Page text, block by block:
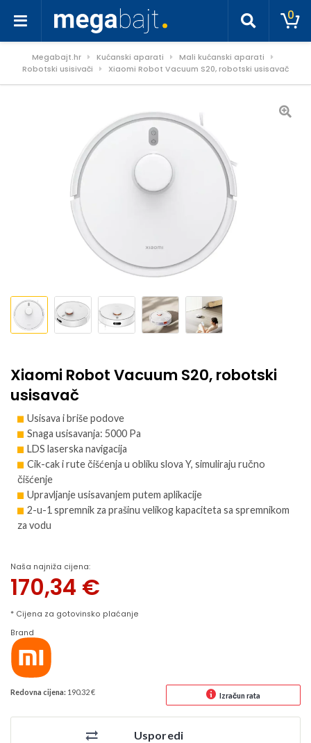
0
Megabajt.hr Kućanski aparati
Mali kućanski aparati
Robotski usisivači
Xiaomi Robot Vacuum S20, robotski usisavač
Xiaomi Robot Vacuum S20, robotski
usisavač
Usisava i briše podove
Snaga usisavanja: 5000 Pa
LDS laserska navigacija
Cik-cak i rute čišćenja u obliku slova Y, simuliraju ručno
čišćenje
Upravljanje usisavanjem putem aplikacije
2-u-1 spremnik za prašinu velikog kapaciteta sa spremnikom
za vodu
Naša najniža cijena:
170,34 €
* Cijena za gotovinsko plaćanje
Brand
Redovna cijena: 190.32 € Izračun rata
Usporedi